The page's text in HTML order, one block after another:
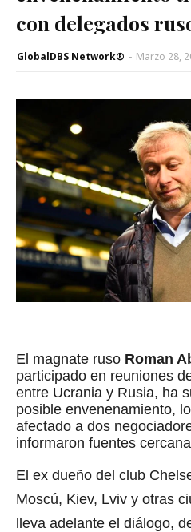
con delegados
GlobalDBS Network® - Marzo 28,
El magnate ruso Roman
participado en reuniones
entre Ucrania y Rusia, ha
posible envenenamiento,
afectado a dos
informaron fuentes
El ex dueño del club
Moscú, Kiev, Lviv y otras
lleva adelante el diálogo,